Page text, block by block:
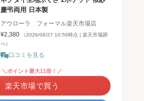
慶弔両用 日本製
アウローラ フォーマル楽天市場店
¥2,380
（2026/06/27 10:56時点 | 楽天市場調
べ）
口コミを見る
＼ポイント最大11倍！／
楽天市場で買う